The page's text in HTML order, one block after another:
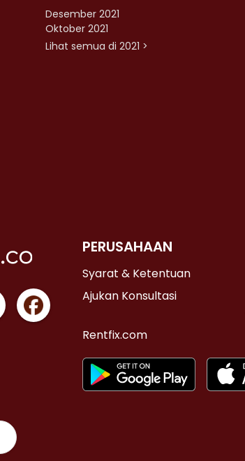
Desember 2021
Oktober 2021
Lihat semua di 2021 >
PERUSAHAAN
Syarat & Ketentuan
Ajukan Konsultasi
Rentfix.com